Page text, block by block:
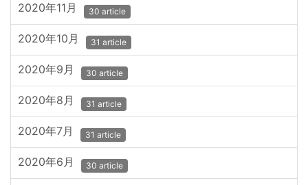
2020年11月 30 article
2020年10月 31 article
2020年9月 30 article
2020年8月 31 article
2020年7月 31 article
2020年6月 30 article